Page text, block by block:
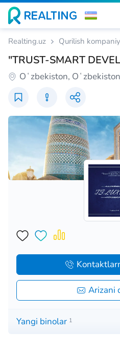
Realting.uz Qurilish
"TRUST-SMART
Oʻzbekiston, Oʻzbekiston
Arizani
Yangi binolar 1